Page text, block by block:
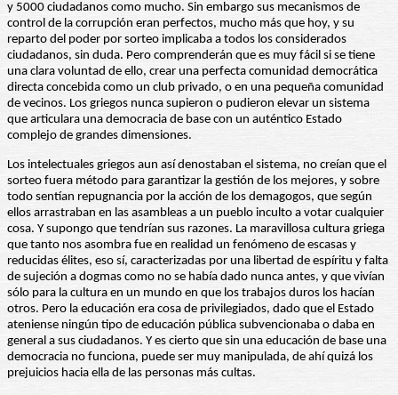
y 5000 ciudadanos como mucho. Sin embargo sus mecanismos de
control de la corrupción eran perfectos, mucho más que hoy, y su
reparto del poder por sorteo implicaba a todos los considerados
ciudadanos, sin duda. Pero comprenderán que es muy fácil si se tiene
una clara voluntad de ello, crear una perfecta comunidad democrática
directa concebida como un club privado, o en una pequeña comunidad
de vecinos. Los griegos nunca supieron o pudieron elevar un sistema
que articulara una democracia de base con un auténtico Estado
complejo de grandes dimensiones.
Los intelectuales griegos aun así denostaban el sistema, no creían que el
sorteo fuera método para garantizar la gestión de los mejores, y sobre
todo sentían repugnancia por la acción de los demagogos, que según
ellos arrastraban en las asambleas a un pueblo inculto a votar cualquier
cosa. Y supongo que tendrían sus razones. La maravillosa cultura griega
que tanto nos asombra fue en realidad un fenómeno de escasas y
reducidas élites, eso sí, caracterizadas por una libertad de espíritu y falta
de sujeción a dogmas como no se había dado nunca antes, y que vivían
sólo para la cultura en un mundo en que los trabajos duros los hacían
otros. Pero la educación era cosa de privilegiados, dado que el Estado
ateniense ningún tipo de educación pública subvencionaba o daba en
general a sus ciudadanos. Y es cierto que sin una educación de base una
democracia no funciona, puede ser muy manipulada, de ahí quizá los
prejuicios hacia ella de las personas más cultas.